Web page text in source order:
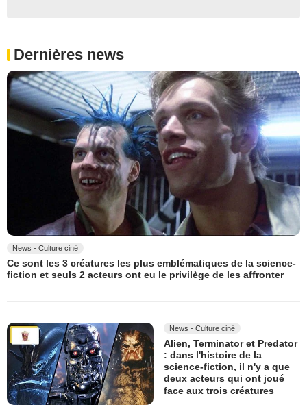
Dernières news
News - Culture ciné
Ce sont les 3 créatures les plus emblématiques de la science-
fiction et seuls 2 acteurs ont eu le privilège de les affronter
News - Culture ciné
Alien, Terminator et Predator
: dans l'histoire de la
science-fiction, il n'y a que
deux acteurs qui ont joué
face aux trois créatures